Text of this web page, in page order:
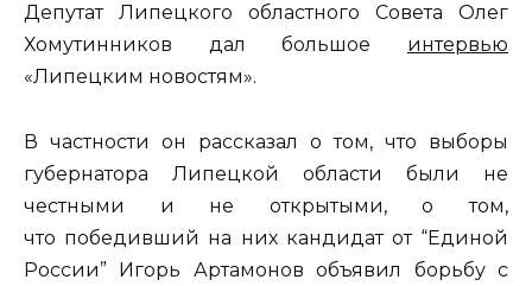
Депутат Липецкого областного Совета Олег
Хомутинников дал большое интервью
«Липецким новостям».
В частности он рассказал о том, что выборы
губернатора Липецкой области были не
честными и не открытыми, о том,
что победивший на них кандидат от “Единой
России” Игорь Артамонов объявил борьбу с